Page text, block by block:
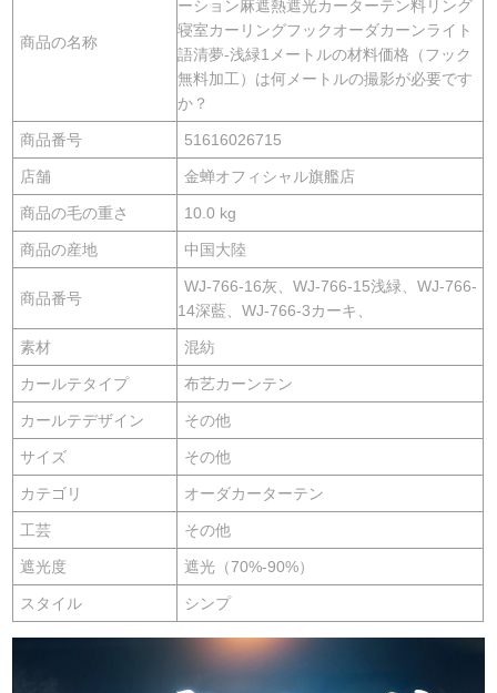
商品の名称
ーション麻遮熱遮光カーターテン料リング
寝室カーリングフックオーダカーンライト
語清夢-浅緑1メートルの材料価格（フック
無料加工）は何メートルの撮影が必要です
か？
商品番号 51616026715
店舗 金蝉オフィシャル旗艦店
商品の毛の重さ 10.0 kg
商品の産地 中国大陸
商品番号
WJ-766-16灰、WJ-766-15浅緑、WJ-766-
14深藍、WJ-766-3カーキ、
素材 混紡
カールテタイプ 布艺カーンテン
カールテデザイン その他
サイズ その他
カテゴリ オーダカーターテン
工芸 その他
遮光度 遮光（70%-90%）
スタイル シンプ